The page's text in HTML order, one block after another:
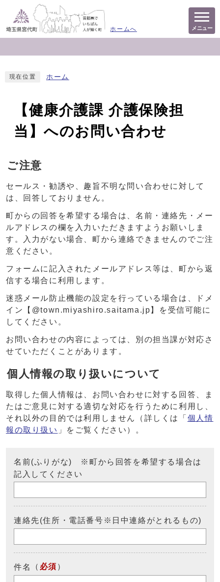
ホームへ メニュー
現在位置 ホーム
【健康介護課 介護保険担
当】へのお問い合わせ
ご注意
セールス・勧誘や、趣旨不明な問い合わせに対して
は、回答しておりません。
町からの回答を希望する場合は、名前・連絡先・メー
ルアドレスの欄を入力いただきますようお願いしま
す。入力がない場合、町から連絡できませんのでご注
意ください。
フォームに記入されたメールアドレス等は、町から返
信する場合に利用します。
迷惑メール防止機能の設定を行っている場合は、ドメ
イン【@town.miyashiro.saitama.jp】を受信可能に
してください。
お問い合わせの内容によっては、別の担当課が対応さ
せていただくことがあります。
個人情報の取り扱いについて
取得した個人情報は、お問い合わせに対する回答、ま
たはご意見に対する適切な対応を行うために利用し、
それ以外の目的では利用しません（詳しくは「 個人情
報の取り扱い 」をご覧ください）。
名前(ふりがな) ※町から回答を希望する場合は
記入してください
連絡先(住所・電話番号※日中連絡がとれるもの)
件名 （ 必須 ）